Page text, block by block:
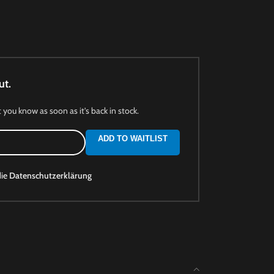
know as soon as it's back in stock.
ADD TO WAITLIST
Datenschutzerklärung